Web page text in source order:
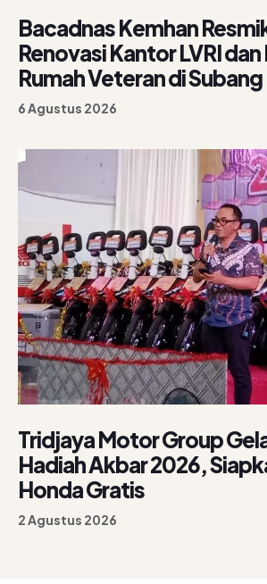
Bacadnas Kemhan
Renovasi Kantor LVRI
Rumah Veteran di Subang
6 Agustus 2026
Tridjaya Motor Group
Hadiah Akbar 2026,
Honda Gratis
2 Agustus 2026